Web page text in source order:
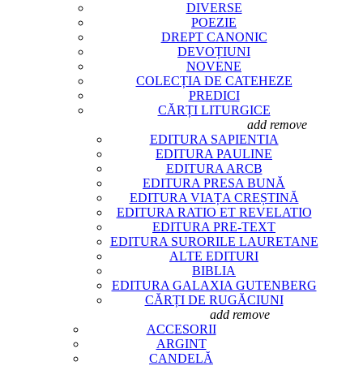
DIVERSE
POEZIE
DREPT CANONIC
DEVOȚIUNI
NOVENE
COLECȚIA DE CATEHEZE
PREDICI
CĂRȚI LITURGICE
add remove
EDITURA SAPIENTIA
EDITURA PAULINE
EDITURA ARCB
EDITURA PRESA BUNĂ
EDITURA VIAȚA CREȘTINĂ
EDITURA RATIO ET REVELATIO
EDITURA PRE-TEXT
EDITURA SURORILE LAURETANE
ALTE EDITURI
BIBLIA
EDITURA GALAXIA GUTENBERG
CĂRȚI DE RUGĂCIUNI
add remove
ACCESORII
ARGINT
CANDELĂ